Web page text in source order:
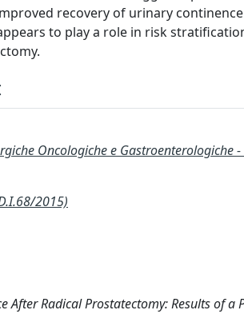
recovery of urinary
to play a role in risk
Oncologiche e Gastroenterologiche -
2015)
After Radical Prostatectomy: Results of